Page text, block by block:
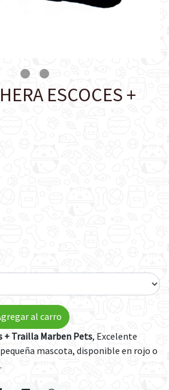
ESCOCES +
al carro
+ Trailla Marben Pets, Excelente
mascota, disponible en rojo o